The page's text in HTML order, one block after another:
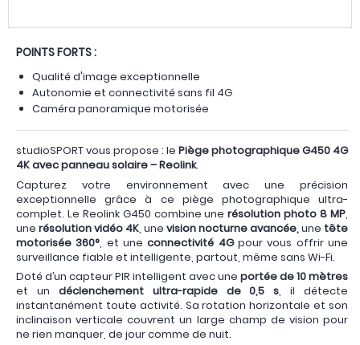
POINTS FORTS :
Qualité d'image exceptionnelle
Autonomie et connectivité sans fil 4G
Caméra panoramique motorisée
studioSPORT vous propose : le Piège photographique G450 4G
4K avec panneau solaire – Reolink.
Capturez votre environnement avec une précision
exceptionnelle grâce à ce piège photographique ultra-
complet. Le Reolink G450 combine unerésolution photo 8 MP
une résolution vidéo 4K , une vision nocturne avancée,une tête
motorisée 360° , et uneconnectivité 4Gpour vous offrir une
surveillance fiable et intelligente, partout, même sans Wi-Fi.
Doté d’un capteur PIR intelligent avec une portée de 10 mètres
et un déclenchement ultra-rapide de 0,5 s, il détecte
instantanément toute activité. Sa rotation horizontale et son
inclinaison verticale couvrent un large champ de vision pour
ne rien manquer, de jour comme de nuit.